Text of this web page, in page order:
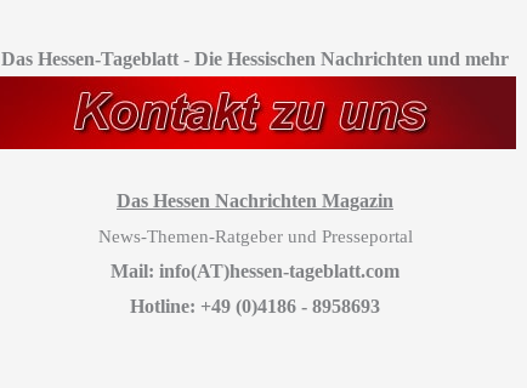
Das Hessen-Tageblatt - Die Hessischen Nachrichten und mehr
Das Hessen Nachrichten Magazin
News-Themen-Ratgeber und Presseportal
Mail: info(AT)hessen-tageblatt.com
Hotline: +49 (0)4186 - 8958693